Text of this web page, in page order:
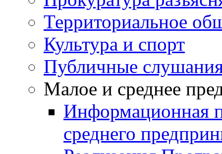
Территориальное
Культура и спорт
Публичные
Малое и среднее
Информационная
среднего